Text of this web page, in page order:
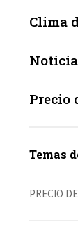
Clima
Precio
Temas
PRECIO